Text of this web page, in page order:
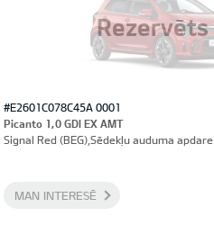
Rezervēts
#E2601C078C45A 0001
Picanto 1,0 GDI EX AMT
Signal Red (BEG),Sēdekļu auduma apdare
MAN INTERESĒ